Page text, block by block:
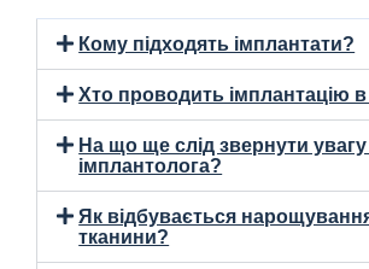
Кому підходять імплантати?
Хто проводить імплантацію
На що ще слід звернути
імплантолога?
Як відбувається нарощування
тканини?